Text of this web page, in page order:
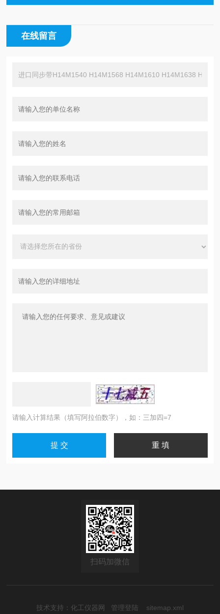
在线留言
请输入计算结果（填写阿拉伯数字），如：三加四=7
扫码加微信
技术支持： 化工仪器网 管理登陆 sitemap.xml